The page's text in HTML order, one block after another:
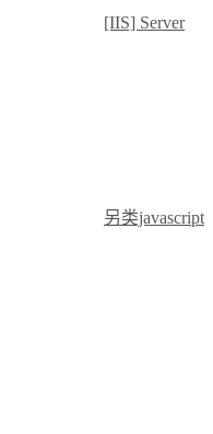
[IIS] Server
另类javascript